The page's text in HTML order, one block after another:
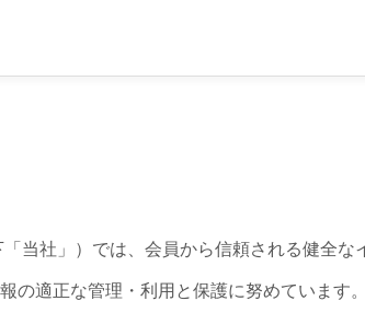
当社」）では、会員から信頼される健全
の適正な管理・利用と保護に努めています。